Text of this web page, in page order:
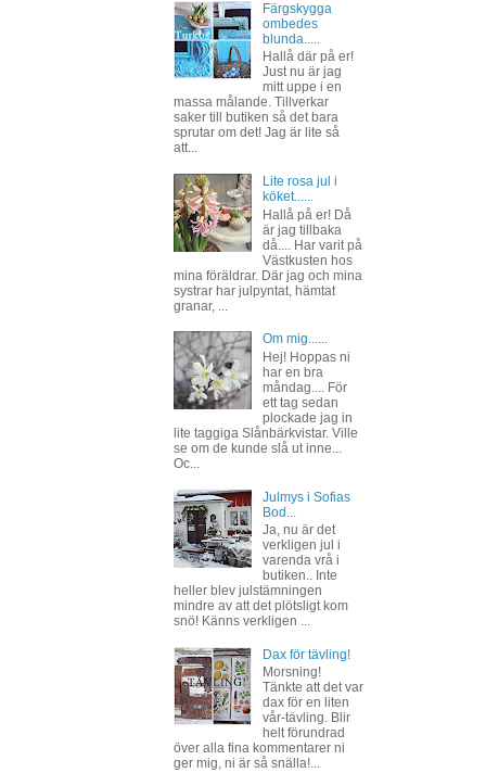
Färgskygga
ombedes
blunda.....
Hallå där på er!
Just nu är jag
mitt uppe i en
massa målande. Tillverkar
saker till butiken så det bara
sprutar om det! Jag är lite så
att...
Lite rosa jul i
köket......
Hallå på er! Då
är jag tillbaka
då.... Har varit på
Västkusten hos
mina föräldrar. Där jag och mina
systrar har julpyntat, hämtat
granar, ...
Om mig......
Hej! Hoppas ni
har en bra
måndag.... För
ett tag sedan
plockade jag in
lite taggiga Slånbärkvistar. Ville
se om de kunde slå ut inne...
Oc...
Julmys i Sofias
Bod...
Ja, nu är det
verkligen jul i
varenda vrå i
butiken.. Inte
heller blev julstämningen
mindre av att det plötsligt kom
snö! Känns verkligen ...
Dax för tävling!
Morsning!
Tänkte att det var
dax för en liten
vår-tävling. Blir
helt förundrad
över alla fina kommentarer ni
ger mig, ni är så snälla!...